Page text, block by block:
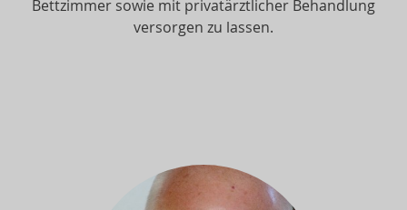
Bettzimmer sowie mit privatärztlicher Behandlung
versorgen zu lassen.